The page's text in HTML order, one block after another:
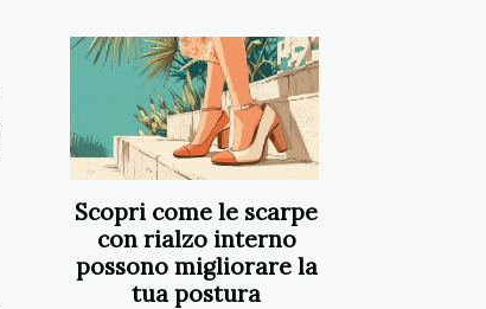
Scopri come le scarpe
con rialzo interno
possono migliorare la
tua postura